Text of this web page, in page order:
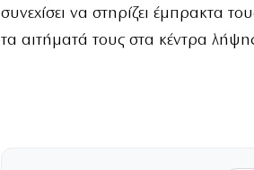
συνεχίσει να στηρίζει έμπρακτα
τα αιτήματά τους στα κέντρα